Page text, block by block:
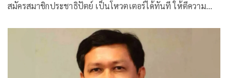
สมัครสมาชิกประชาธิปัตย์ เป็นโหวตเตอร์ได้ทันที ให้ตีความ